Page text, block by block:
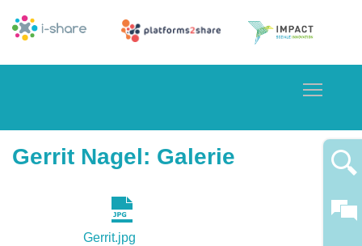
Gerrit Nagel: Galerie
Gerrit.jpg